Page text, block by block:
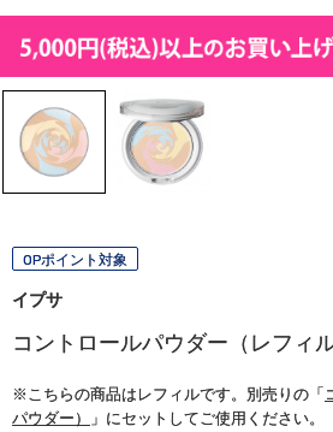
OPポイント対象
イプサ
コントロールパウダー（レフィル
※こちらの商品はレフィルです。別売りの「
パウダー）
」にセットしてご使用ください。